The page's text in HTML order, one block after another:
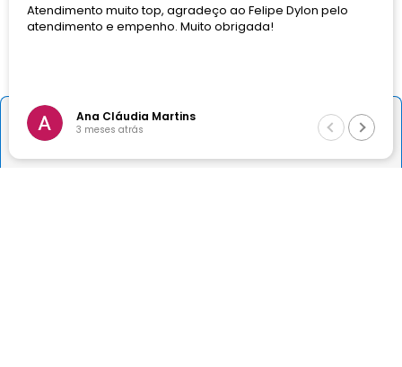
＋
－ Comprar
Institucional
Departamentos
muito top, agradeço ao Felipe Dylon pelo
e empenho. Muito obrigada!
Cláudia Martins
atrás
otimo
3